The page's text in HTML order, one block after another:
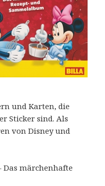
und Karten, die
Sticker sind. Als
von Disney und
Das märchenhafte